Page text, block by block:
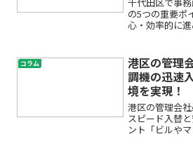
の5つの重要ポ
心・効率的に
務所やオフィ
が、何から始
い…」「費用や
スケジュール
コラム
港区の管理
調機の迅速
境を実現！
港区の管理会
スピード入替
ント「ビルや
り、入居者か
て不安…」「